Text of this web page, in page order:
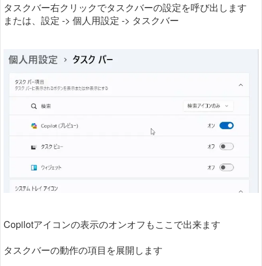
タスクバー右クリックでタスクバーの設定を呼び出します
または、設定 -> 個人用設定 -> タスクバー
Copilotアイコンの表示のオンオフもここで出来ます
タスクバーの動作の項目を展開します